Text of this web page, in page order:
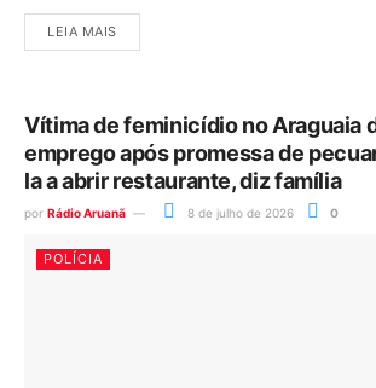
LEIA MAIS
Vítima de feminicídio no Araguaia
emprego após promessa de
la a abrir restaurante, diz família
por Rádio Aruanã 8 de julho de 2026 0
POLÍCIA